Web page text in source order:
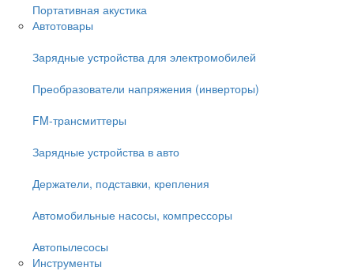
Портативная акустика
Автотовары
Зарядные устройства для электромобилей
Преобразователи напряжения (инверторы)
FM-трансмиттеры
Зарядные устройства в авто
Держатели, подставки, крепления
Автомобильные насосы, компрессоры
Автопылесосы
Инструменты